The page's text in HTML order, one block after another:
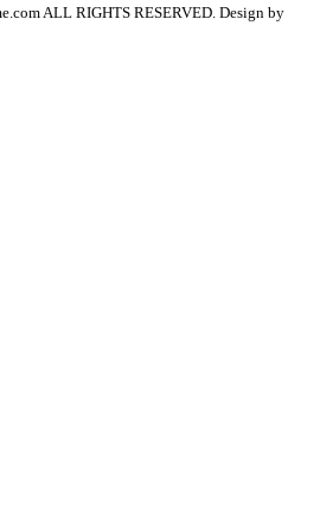
ALL RIGHTS RESERVED. Design by